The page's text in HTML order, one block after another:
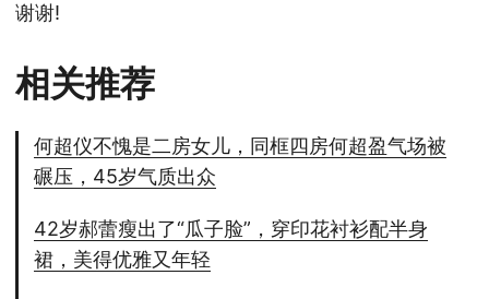
谢谢!
相关推荐
何超仪不愧是二房女儿，同框四房何超盈气场被
碾压，45岁气质出众
42岁郝蕾瘦出了“瓜子脸”，穿印花衬衫配半身
裙，美得优雅又年轻